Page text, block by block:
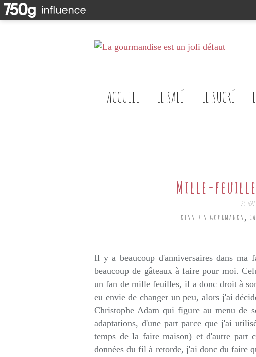
ACCUEIL LE SALÉ LE SUCRÉ
Mille-
25
DESSERTS GOURMANDS ,
Il y a beaucoup d'anniversaires dans
beaucoup de gâteaux à faire pour moi.
un fan de mille feuilles, il a donc droit à
eu envie de changer un peu, alors j'ai
Christophe Adam qui figure au menu de
adaptations, d'une part parce que j'ai
temps de la faire maison) et d'autre part
données du fil à retorde, j'ai donc du faire